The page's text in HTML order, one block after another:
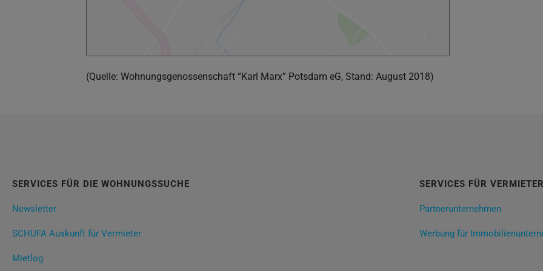
(Quelle: Wohnungsgenossenschaft “Karl Marx” Potsdam eG, Stand: August 2018)
SERVICES FÜR DIE WOHNUNGSSUCHE
Newsletter
SCHUFA Auskunft für Vermieter
Mietlog
SERVICES FÜR VERMIETER
Partnerunternehmen
Werbung für